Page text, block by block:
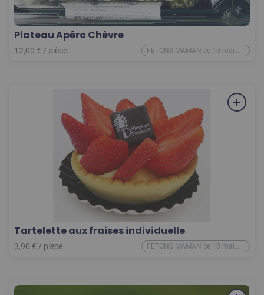
Plateau Apéro Chèvre
12,00 € / pièce
FETONS MAMAN ce 10 mai
2026
Tartelette aux fraises individuelle
3,90 € / pièce
FETONS MAMAN ce 10 mai
2026